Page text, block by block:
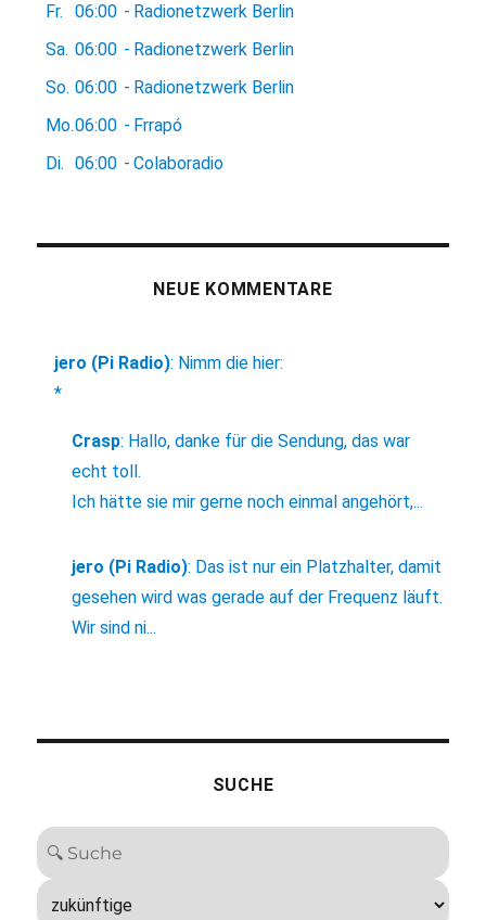
Fr. 06:00 - Radionetzwerk Berlin
Sa. 06:00 - Radionetzwerk Berlin
So. 06:00 - Radionetzwerk Berlin
Mo.06:00 - Frrapó
Di.
06:00 - Colaboradio
NEUE KOMMENTARE
jero (Pi Radio): Nimm die hier:
*
Crasp: Hallo, danke für die Sendung, das war
echt toll.
Ich hätte sie mir gerne noch einmal angehört,...
jero (Pi Radio): Das ist nur ein Platzhalter, damit
gesehen wird was gerade auf der Frequenz läuft.
Wir sind ni...
SUCHE